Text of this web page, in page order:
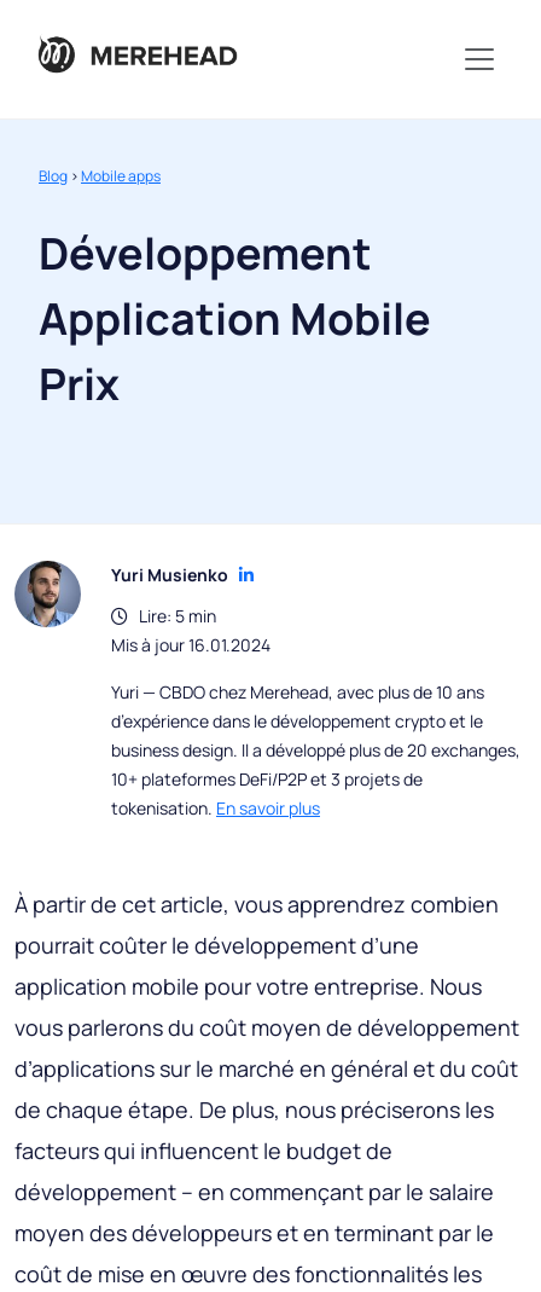
Blog >Mobile apps
Développement
Application Mobile
Prix
Yuri Musienko
Lire: 5 min
Mis à jour 16.01.2024
Yuri — CBDO chez Merehead, avec plus de 10 ans
d’expérience dans le développement crypto et le
business design. Il a développé plus de 20 exchanges,
10+ plateformes DeFi/P2P et 3 projets de
tokenisation. En savoir plus
À partir de cet article, vous apprendrez combien
pourrait coûter le développement d’une
application mobile pour votre entreprise. Nous
vous parlerons du coût moyen de développement
d’applications sur le marché en général et du coût
de chaque étape. De plus, nous préciserons les
facteurs qui influencent le budget de
développement – en commençant par le salaire
moyen des développeurs et en terminant par le
coût de mise en œuvre des fonctionnalités les